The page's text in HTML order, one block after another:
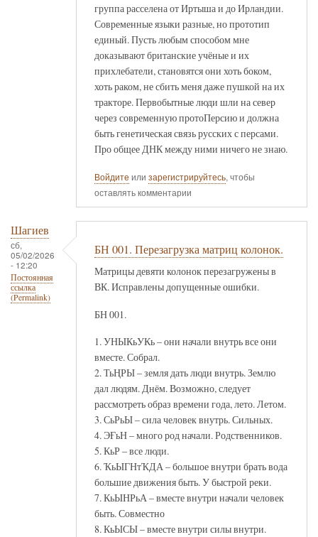
группа расселена от Иртыша и до Ирландии.
Современные языки разные, но прототип
единый. Пусть любым способом мне
доказывают британские учёные и их
прихлебатели, становятся они хоть боком,
хоть раком, не сбить меня даже пушкой на их
тракторе. Первобытные люди шли на север
через современную протоПерсию и должна
быть генетическая связь русских с персами.
Про общее ДНК между ними ничего не знаю.
Войдите или зарегистрируйтесь, чтобы
оставлять комментарии
Шагиев
сб,
05/02/2026
- 12:20
Постоянная
ссылка
(Permalink)
БН 001. Перезагрузка матриц колонок.
Матрицы девяти колонок перезагружены в
ВК. Исправлены допущенные ошибки.
БН 001.
1. УНЫКьУКь – они начали внутрь все они
вместе. Собрал.
2. ТьҢРЫ – земля дать люди внутрь. Землю
дал людям. Днём. Возможно, следует
рассмотреть образ времени года, лето. Летом.
3. СьРьЫ – сила человек внутрь. Сильных.
4. ЭҒьН – много род начали. Родственников.
5. КьР – все люди.
6. ҠьЫГНтҠДА – большое внутри брать вода
большие движения быть. У быстрой реки.
7. КьЫНРьА – вместе внутри начали человек
быть. Совместно
8. КьЫСЫ – вместе внутри силы внутри.